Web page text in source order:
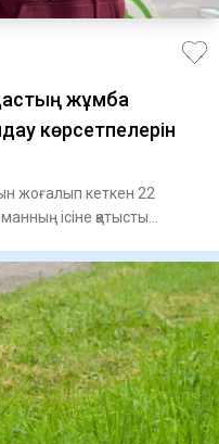
жұмбақ
көрсетпелерін
жоғалып кеткен 22
ісіне қатысты